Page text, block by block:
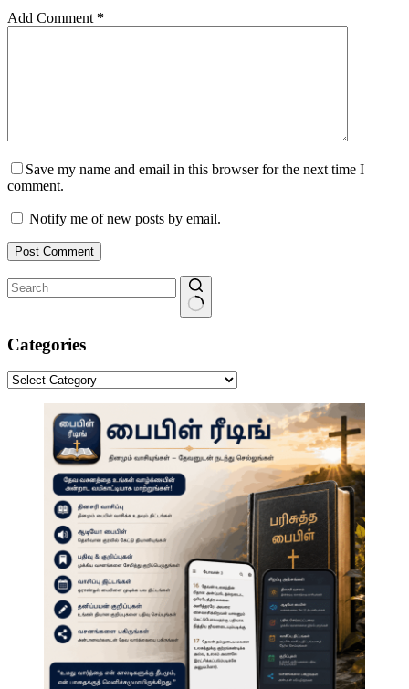
Add Comment *
Save my name and email in this browser for the next time I
comment.
Notify me of new posts by email.
Post Comment
results
Categories
Categories